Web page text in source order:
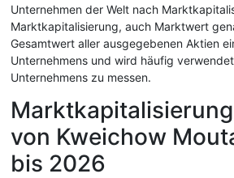
Unternehmen der Welt nach
Marktkapitalisierung, auch Marktwert
Gesamtwert aller ausgegebenen Aktien
Unternehmens und wird häufig
Unternehmens zu messen.
von Kweichow
bis 2026